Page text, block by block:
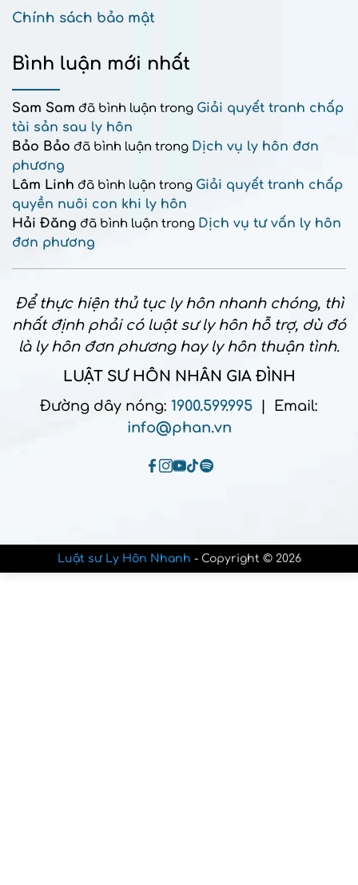
Chính sách bảo mật
Bình luận mới nhất
Sam Sam đã bình luận trong Giải quyết tranh chấp
tài sản sau ly hôn
Bảo Bảo đã bình luận trong Dịch vụ ly hôn đơn
phương
Lâm Linh đã bình luận trong Giải quyết tranh chấp
quyền nuôi con khi ly hôn
Hải Đăng đã bình luận trong Dịch vụ tư vấn ly hôn
đơn phương
Để thực hiện thủ tục ly hôn nhanh chóng, thì
nhất định phải có luật sư ly hôn hỗ trợ, dù đó
là ly hôn đơn phương hay ly hôn thuận tình.
LUẬT SƯ HÔN NHÂN GIA ĐÌNH
Đường dây nóng: 1900.599.995 | Email:
info@phan.vn
Luật sư Ly Hôn Nhanh - Copyright © 2026